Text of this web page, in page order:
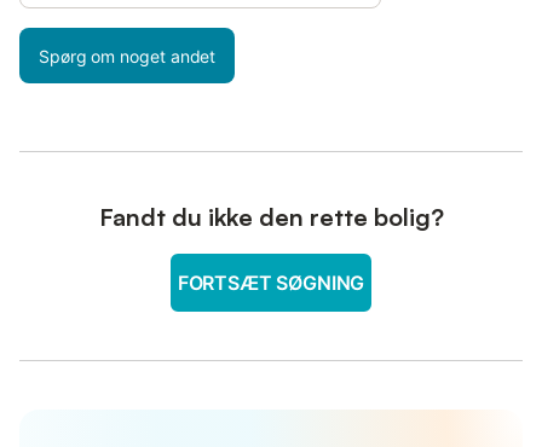
Spørg om noget andet
Fandt du ikke den rette bolig?
FORTSÆT SØGNING